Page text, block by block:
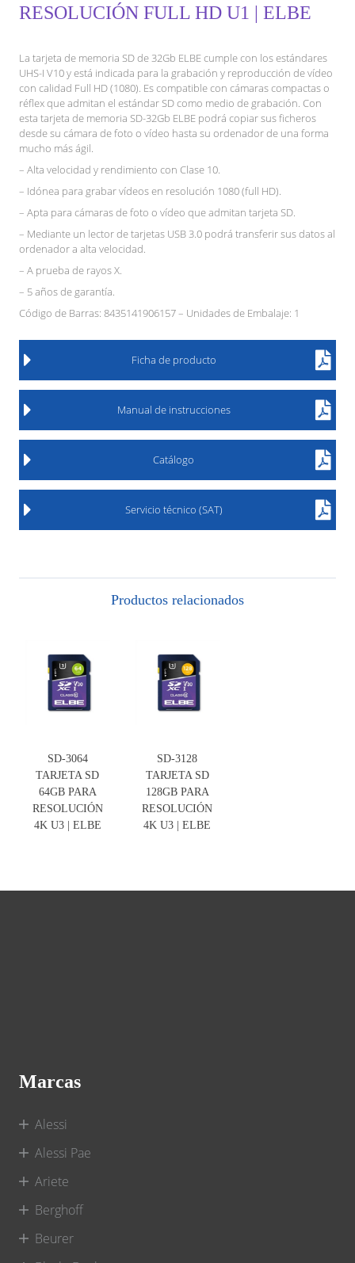
RESOLUCIÓN FULL HD U1 | ELBE
La tarjeta de memoria SD de 32Gb ELBE cumple con los estándares
UHS-I V10 y está indicada para la grabación y reproducción de vídeo
con calidad Full HD (1080). Es compatible con cámaras compactas o
réflex que admitan el estándar SD como medio de grabación. Con
esta tarjeta de memoria SD-32Gb ELBE podrá copiar sus ficheros
desde su cámara de foto o vídeo hasta su ordenador de una forma
mucho más ágil.
– Alta velocidad y rendimiento con Clase 10.
– Idónea para grabar vídeos en resolución 1080 (full HD).
– Apta para cámaras de foto o vídeo que admitan tarjeta SD.
– Mediante un lector de tarjetas USB 3.0 podrá transferir sus datos al
ordenador a alta velocidad.
– A prueba de rayos X.
– 5 años de garantía.
Código de Barras: 8435141906157 – Unidades de Embalaje: 1
Ficha de producto
Manual de instrucciones
Catálogo
Servicio técnico (SAT)
Productos relacionados
SD-3064
TARJETA SD
64GB PARA
RESOLUCIÓN
4K U3 | ELBE
SD-3128
TARJETA SD
128GB PARA
RESOLUCIÓN
4K U3 | ELBE
Marcas
Alessi
Alessi Pae
Ariete
Berghoff
Beurer